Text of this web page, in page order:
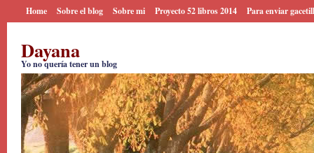
Home Sobre el blog Sobre mi Proyecto 52 libros 2014 Para enviar
Dayana
Yo no quería tener un blog